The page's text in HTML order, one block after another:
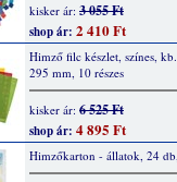
kisker ár: 3 055 Ft
shop ár: 2 410 Ft
Himző filc készlet, színes,
295 mm, 10 részes
kisker ár: 6 525 Ft
shop ár: 4 895 Ft
Himzőkarton - állatok, 24